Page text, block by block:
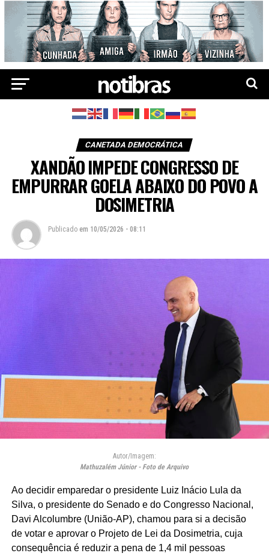
CANETADA DEMOCRÁTICA
XANDÃO IMPEDE CONGRESSO DE
EMPURRAR GOELA ABAIXO DO POVO A
DOSIMETRIA
Publicado em 10/05/2026 - 08:11
Autor/Imagem:
Mathuzalém Júnior - Foto de Arquivo
Ao decidir emparedar o presidente Luiz Inácio Lula da
Silva, o presidente do Senado e do Congresso Nacional,
Davi Alcolumbre (União-AP), chamou para si a decisão
de votar e aprovar o Projeto de Lei da Dosimetria, cuja
consequência é reduzir a pena de 1,4 mil pessoas